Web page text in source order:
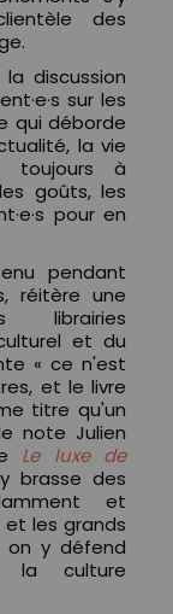
des
discussion
sur les
qui déborde
la vie
toujours à
goûts, les
pour en
pendant
réitère une
librairies
et du
« ce n'est
et le livre
titre qu'un
note Julien
Le luxe de
brasse des
et
les grands
y défend
la culture